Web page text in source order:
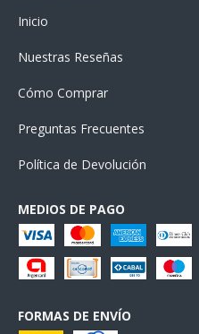
Inicio
Nuestras Reseñas
Cómo Comprar
Preguntas Frecuentes
Política de Devolución
MEDIOS DE PAGO
FORMAS DE ENVÍO